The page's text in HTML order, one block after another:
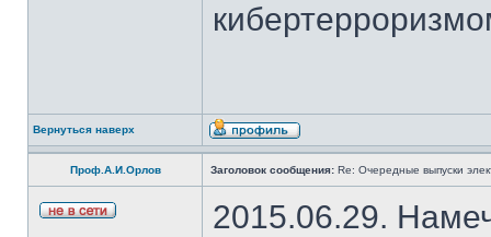
Вернуться наверх
Проф.А.И.Орлов Заголовок сообщения: Re: Очередные выпуски
2015.06.29.